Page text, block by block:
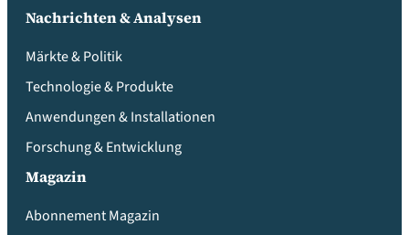
Nachrichten & Analysen
Märkte & Politik
Technologie & Produkte
Anwendungen & Installationen
Forschung & Entwicklung
Magazin
Abonnement Magazin